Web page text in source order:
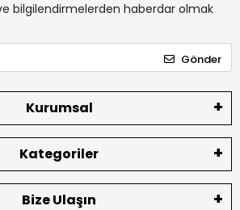
bilgilendirmelerden haberdar olmak
Gönder
Kurumsal
Kategoriler
Bize Ulaşın